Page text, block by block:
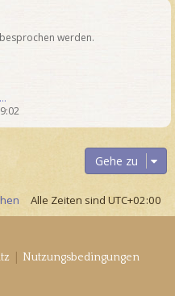
werden.
Gehe zu
Alle Zeiten sind UTC+02:00
| Nutzungsbedingungen